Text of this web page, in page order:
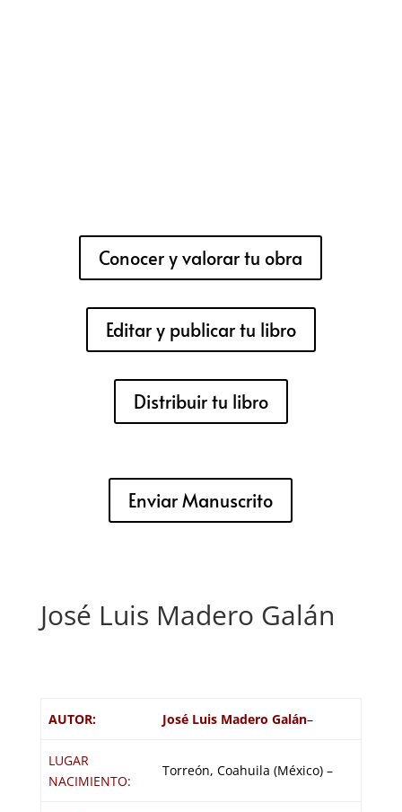
Conocer y valorar tu obra
Editar y publicar tu libro
Distribuir tu libro
Enviar Manuscrito
José Luis Madero Galán
AUTOR: José Luis Madero Galán–
LUGAR
NACIMIENTO:
Torreón, Coahuila (México) –